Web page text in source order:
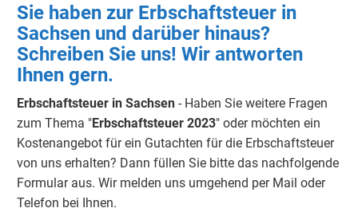
Sie haben zur Erbschaftsteuer in
Sachsen und darüber hinaus?
Schreiben Sie uns! Wir antworten
Ihnen gern.
Erbschaftsteuer in Sachsen - Haben Sie weitere Fragen
zum Thema "Erbschaftsteuer 2023" oder möchten ein
Kostenangebot für ein Gutachten für die Erbschaftsteuer
von uns erhalten? Dann füllen Sie bitte das nachfolgende
Formular aus. Wir melden uns umgehend per Mail oder
Telefon bei Ihnen.